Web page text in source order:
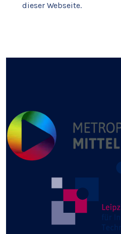
dieser Webseite.